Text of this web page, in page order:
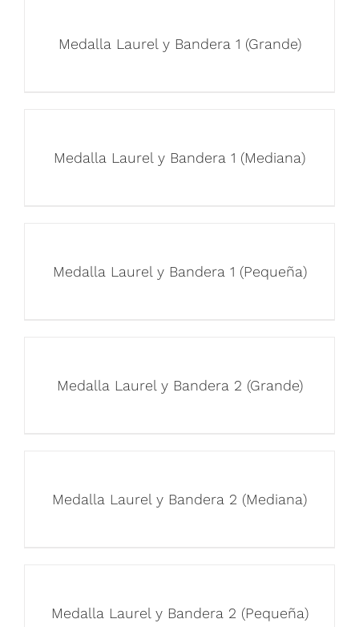
Medalla Laurel y Bandera 1 (Grande)
Medalla Laurel y Bandera 1 (Mediana)
Medalla Laurel y Bandera 1 (Pequeña)
Medalla Laurel y Bandera 2 (Grande)
Medalla Laurel y Bandera 2 (Mediana)
Medalla Laurel y Bandera 2 (Pequeña)